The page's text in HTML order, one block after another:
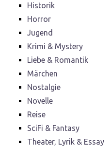
Historik
Horror
Jugend
Krimi & Mystery
Liebe & Romantik
Märchen
Nostalgie
Novelle
Reise
SciFi & Fantasy
Theater, Lyrik & Essay